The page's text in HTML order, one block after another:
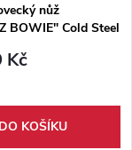
nůž
BOWIE" Cold Steel
Kč
DO KOŠÍKU